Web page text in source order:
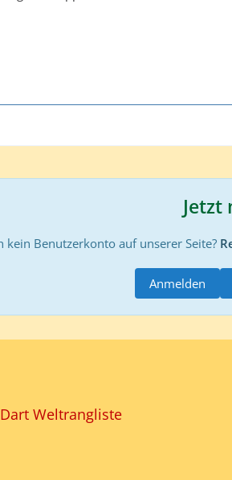
Jetzt
kein Benutzerkonto auf unserer Seite?
Anmelden
Dart Weltrangliste